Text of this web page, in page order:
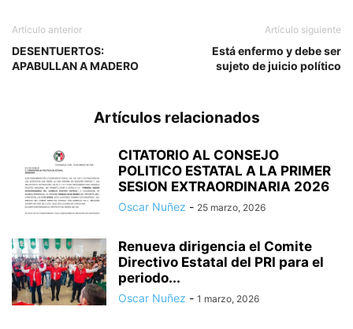
Artículo anterior
DESENTUERTOS:
APABULLAN A MADERO
Artículo siguiente
Está enfermo y debe ser
sujeto de juicio político
Artículos relacionados
CITATORIO AL CONSEJO
POLITICO ESTATAL A LA PRIMER
SESION EXTRAORDINARIA 2026
Oscar Nuñez - 25 marzo, 2026
Renueva dirigencia el Comite
Directivo Estatal del PRI para el
periodo...
Oscar Nuñez - 1 marzo, 2026